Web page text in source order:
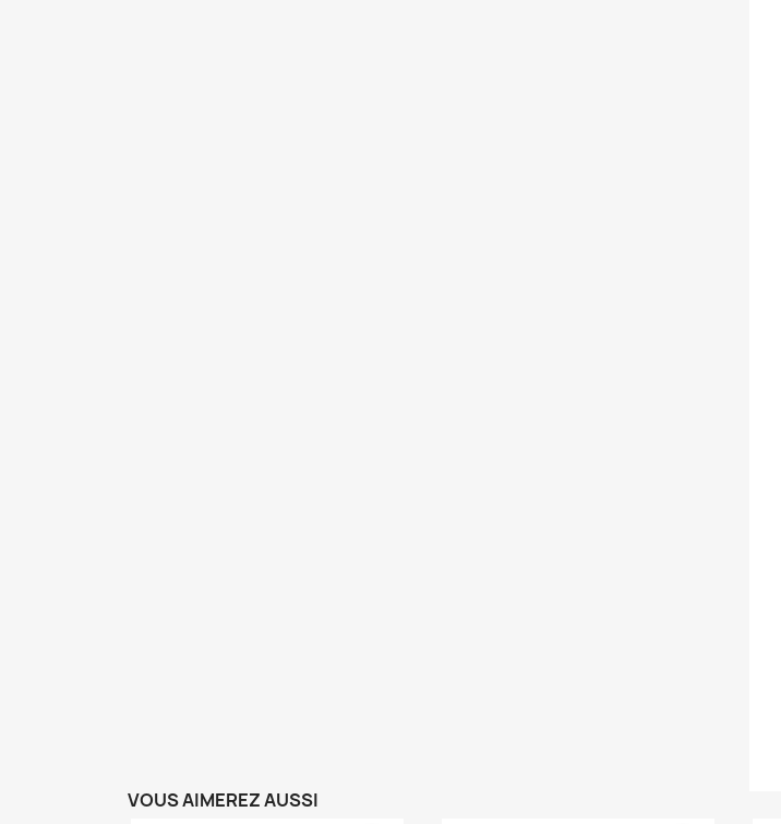
VOUS AIMEREZ AUSSI